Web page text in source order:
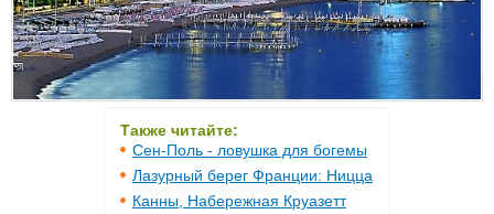
Также читайте:
Сен-Поль - ловушка для богемы
Лазурный берег Франции: Ницца
Канны, Набережная Круазетт